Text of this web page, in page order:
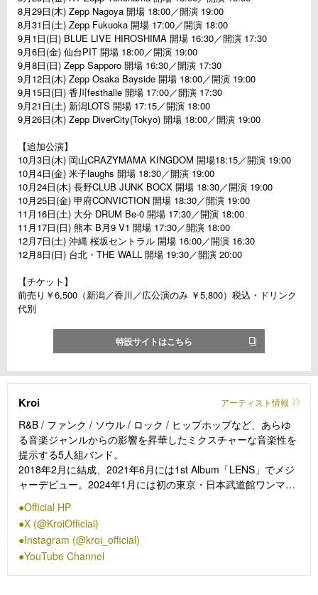
8月29日(木) Zepp Nagoya 開場 18:00／開演 19:00
8月31日(土) Zepp Fukuoka 開場 17:00／開演 18:00
9月1日(日) BLUE LIVE HIROSHIMA 開場 16:30／開演 17:30
9月6日(金) 仙台PIT 開場 18:00／開演 19:00
9月8日(日) Zepp Sapporo 開場 16:30／開演 17:30
9月12日(木) Zepp Osaka Bayside 開場 18:00／開演 19:00
9月15日(日) 香川festhalle 開場 17:00／開演 17:30
9月21日(土) 新潟LOTS 開場 17:15／開演 18:00
9月26日(木) Zepp DiverCity(Tokyo) 開場 18:00／開演 19:00
【追加公演】
10月3日(木) 岡山CRAZYMAMA KINGDOM 開場18:15／開演 19:00
10月4日(金) 米子laughs 開場 18:30／開演 19:00
10月24日(木) 長野CLUB JUNK BOCX 開場 18:30／開演 19:00
10月25日(金) 甲府CONVICTION 開場 18:30／開演 19:00
11月16日(土) 大分 DRUM Be-0 開場 17:30／開演 18:00
11月17日(日) 熊本 B月9 V1 開場 17:30／開演 18:00
12月7日(土) 沖縄 桜坂セントラル 開場 16:00／開演 16:30
12月8日(日) 台北・THE WALL 開場 19:30／開演 20:00
【チケット】
前売り￥6,500（新潟／香川／広公演のみ ￥5,800）税込・ドリンク
代別
特設サイトはこちら
Kroi アーティスト情報
R&B / ファンク / ソウル / ロック / ヒップホップなど、あらゆ
る音楽ジャンルからの影響を昇華したミクスチャーな音楽性を
提示する5人組バンド。
2018年2月に結成、2021年6月には1st Album「LENS」でメジ
ャーデビュー。2024年1月には初の東京・日本武道館ワンマン
2026年1月には大阪城ホール・国立代々木競技場第一体育館で
初のアリーナツアーを開催予定。
Official HP
X (@KroiOfficial)
Instagram (@kroi_official)
YouTube Channel